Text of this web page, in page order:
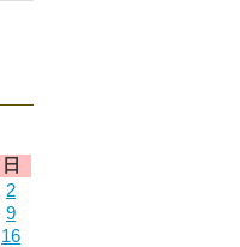
日
2
9
16